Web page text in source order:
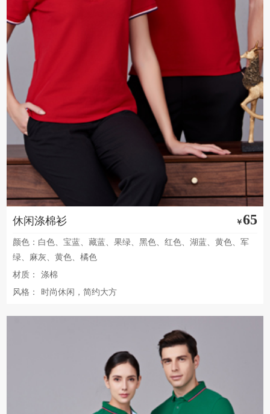
休闲涤棉衫 ￥65
颜色：白色、宝蓝、藏蓝、果绿、黑色、红色、湖蓝、黄色、军
绿、麻灰、黄色、橘色
材质：
涤棉
风格：
时尚休闲，简约大方